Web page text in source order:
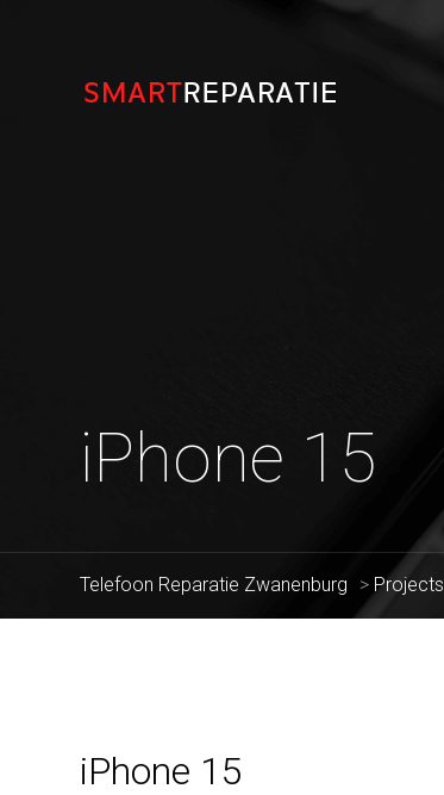
iPhone 15
Telefoon Reparatie Zwanenburg > Projects
iPhone 15